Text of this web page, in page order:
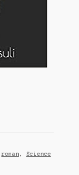
roman , Science